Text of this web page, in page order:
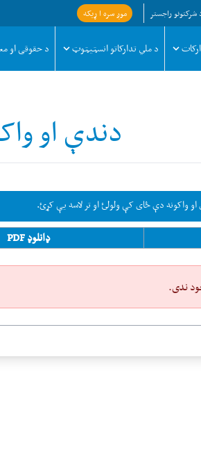
شرکتونو راجستر موږ سره ا ړیکه
د ملي تدارکاتو انسټیټوټ د حقوقی او
دندې او
واکونه دې ځای کې ولولئ او تر لاسه یې کړئ.
ډانلوډ PDF
ندی.